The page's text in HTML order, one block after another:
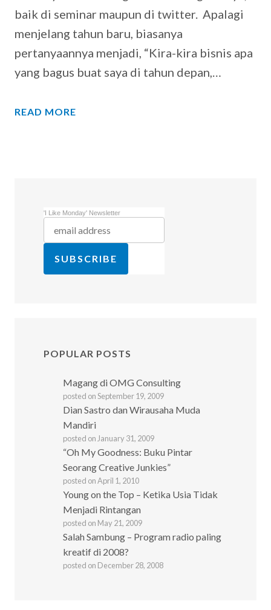
baik di seminar maupun di twitter. Apalagi
menjelang tahun baru, biasanya
pertanyaannya menjadi, “Kira-kira bisnis apa
yang bagus buat saya di tahun depan,…
READ MORE
'I Like Monday' Newsletter
POPULAR POSTS
Magang di OMG Consulting
posted on September 19, 2009
Dian Sastro dan Wirausaha Muda
Mandiri
posted on January 31, 2009
“Oh My Goodness: Buku Pintar
Seorang Creative Junkies”
posted on April 1, 2010
Young on the Top – Ketika Usia Tidak
Menjadi Rintangan
posted on May 21, 2009
Salah Sambung – Program radio paling
kreatif di 2008?
posted on December 28, 2008